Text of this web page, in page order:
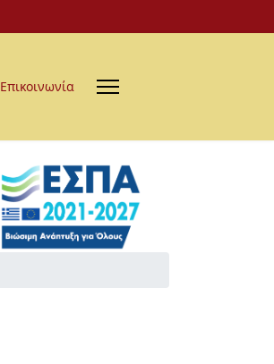
Επικοινωνία